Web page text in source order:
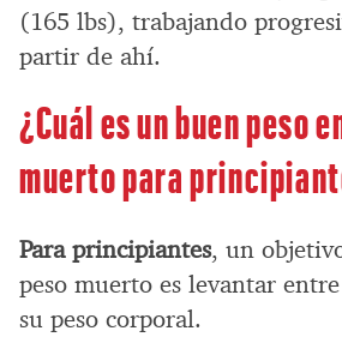
(165 lbs), trabajando
partir de ahí.
¿Cuál es un buen peso
muerto para
Para principiantes, un
peso muerto es levantar
su peso corporal.